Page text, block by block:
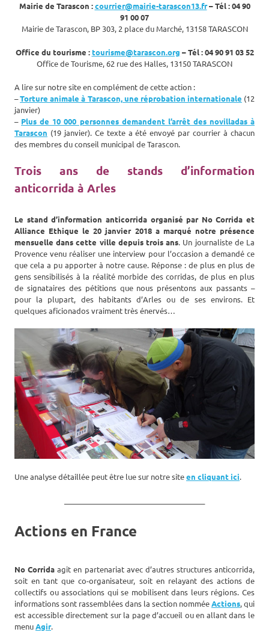
Mairie de Tarascon :courrier@mairie-tarascon13.fr– Tél : 04 90
91 00 07
Mairie de Tarascon, BP 303, 2 place du Marché, 13158 TARASCON
Office du tourisme :tourisme@tarascon.org – Tél : 04 90 91 03 52
Office de Tourisme, 62 rue des Halles, 13150 TARASCON
A lire sur notre site en complément de cette action :
–Torture animale à Tarascon, une réprobation internationale (12
janvier)
– Plus de 10 000 personnes demandent l’arrêt des novilladas à
Tarascon (19 janvier). Ce texte a été envoyé par courrier à chacun
des membres du conseil municipal de Tarascon.
Trois ans de stands d’information
anticorrida à Arles
Le stand d’information anticorrida organisé par No Corrida et
Alliance Ethique le 20 janvier 2018 a marqué notre présence
mensuelle dans cette ville depuis trois ans. Un journaliste de La
Provence venu réaliser une interview pour l’occasion a demandé ce
que cela a pu apporter à notre cause. Réponse : de plus en plus de
gens sensibilisés à la réalité morbide des corridas, de plus en plus
de signataires des pétitions que nous présentons aux passants –
pour la plupart, des habitants d’Arles ou de ses environs. Et
quelques aficionados vraiment très énervés…
Une analyse détaillée peut être lue sur notre siteen cliquant ici.
Actions en France
No Corrida agit en partenariat avec d’autres structures anticorrida,
soit en tant que co-organisateur, soit en relayant des actions de
collectifs ou associations qui se mobilisent dans leurs régions. Ces
informations sont rassemblées dans la section nomméeActions, qui
est accessible directement sur la page d’accueil ou en allant dans le
menuAgir.